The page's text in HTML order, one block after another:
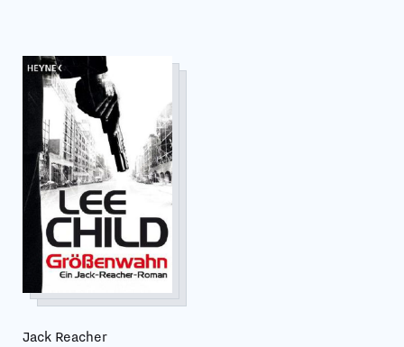
Jack Reacher